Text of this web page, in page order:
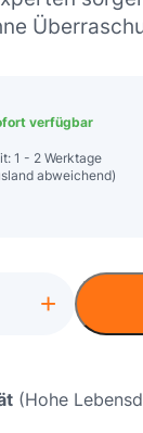
verfügbar
1 - 2 Werktage
abweichend)
+
(Hohe